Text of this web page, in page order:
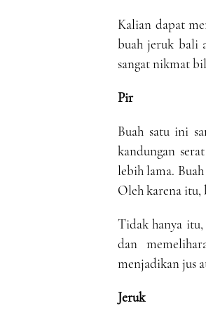
Kalian dapat
buah jeruk bali
sangat nikmat
Pir
Buah satu ini
kandungan
lebih lama.
Oleh karena itu,
Tidak hanya
dan
menjadikan jus
Jeruk